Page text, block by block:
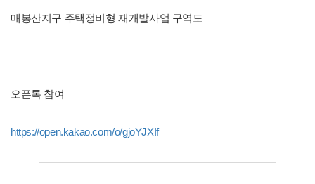
매봉산지구 주택정비형 재개발사업 구역도
오픈톡 참여
https://open.kakao.com/o/gjoYJXIf